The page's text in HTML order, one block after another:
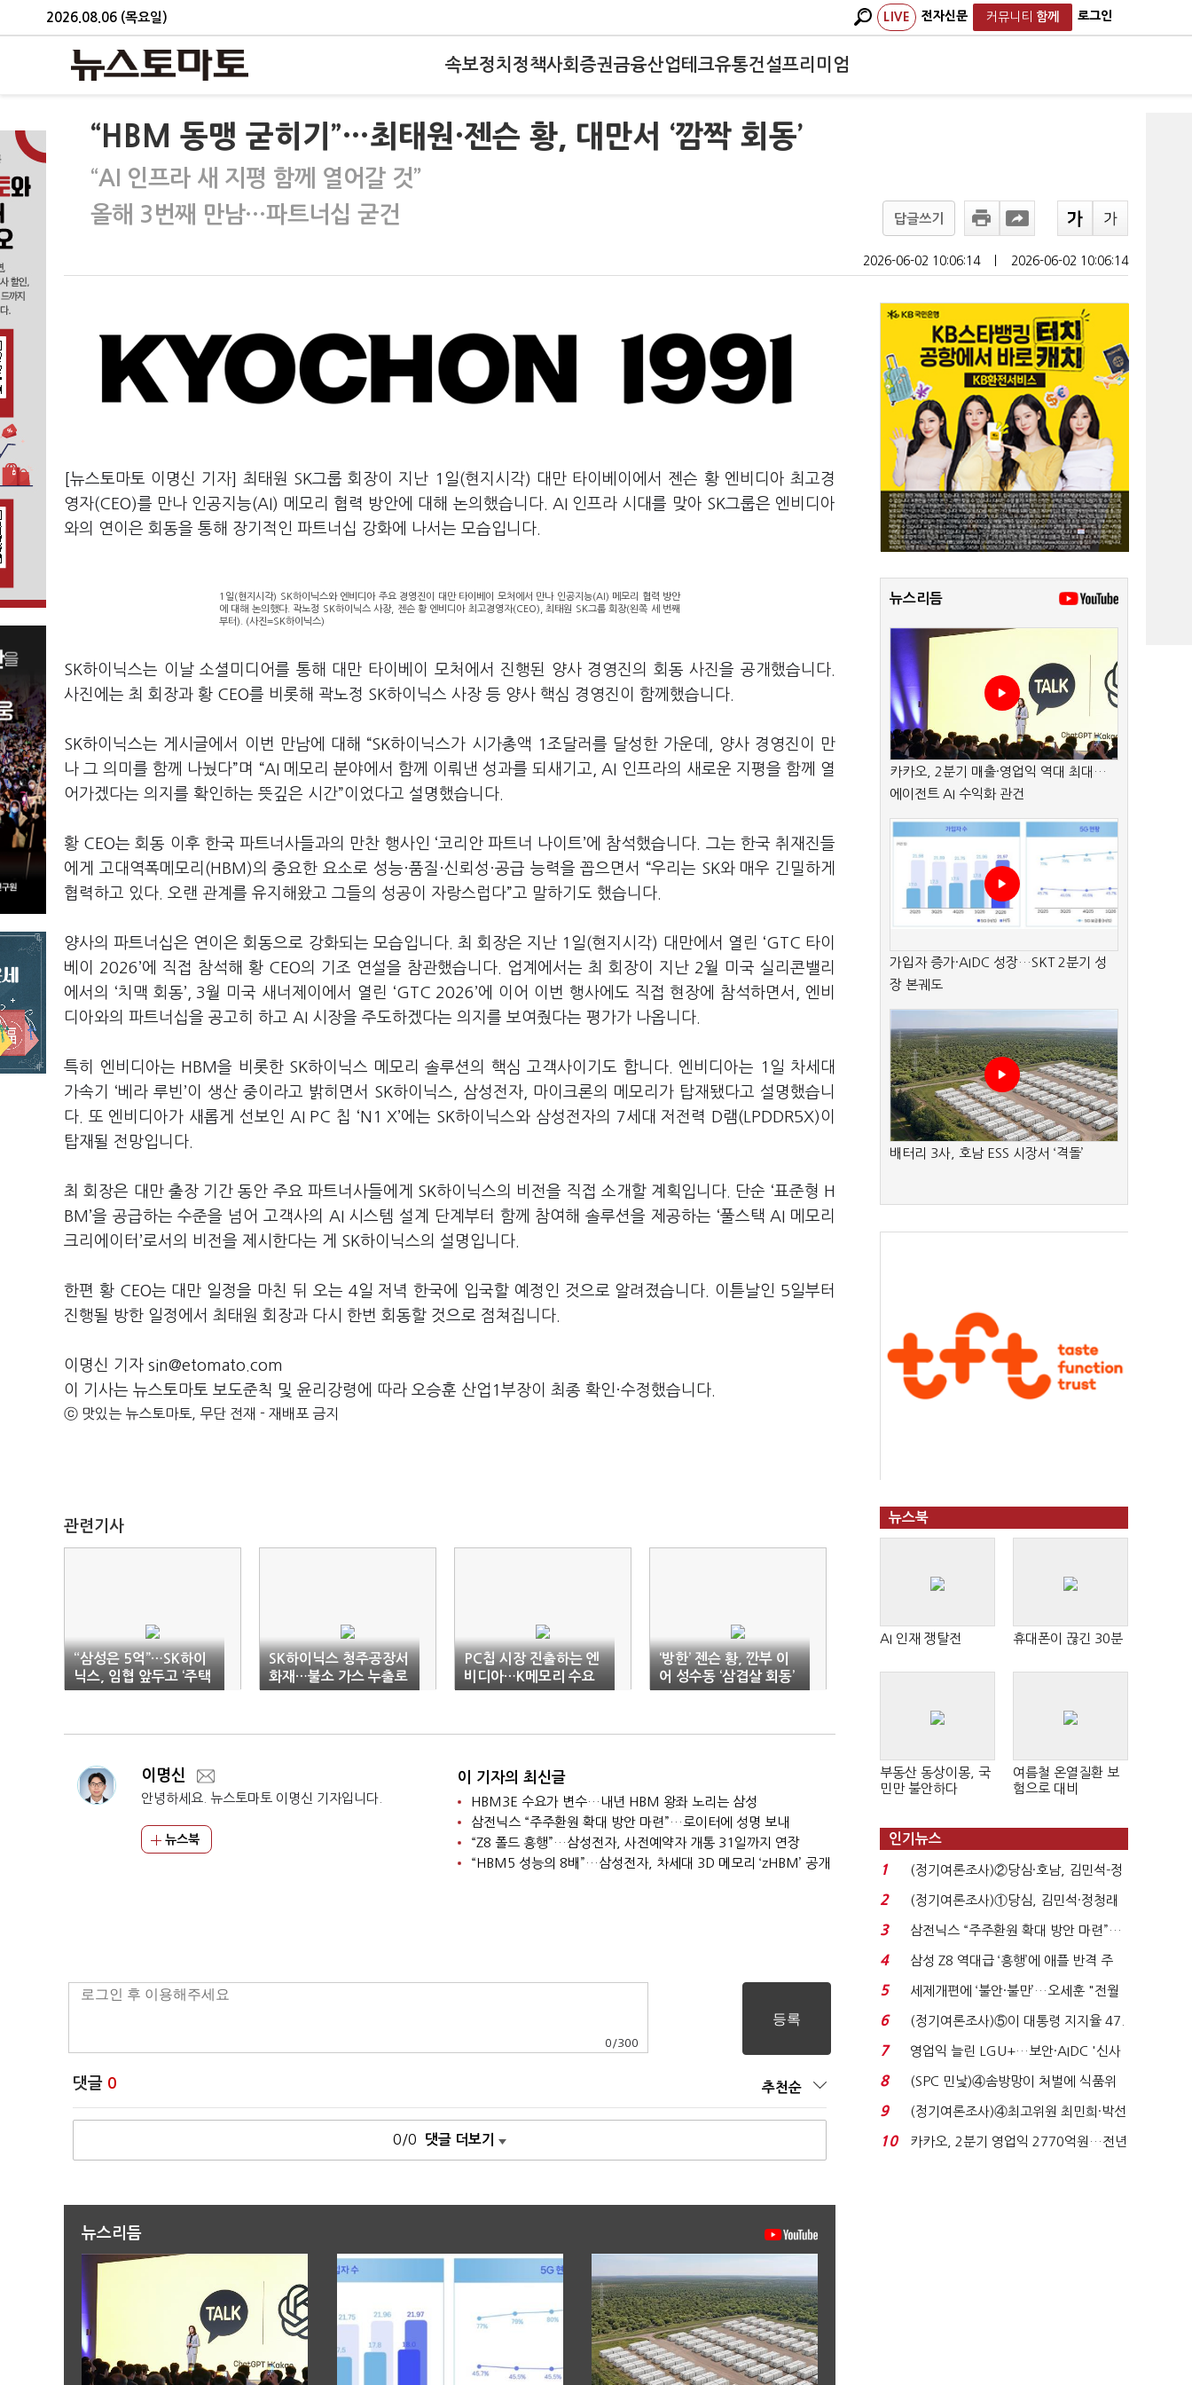
2026.08.06 (목요일) LIVE 전자신문 커뮤니티 함께 로그인
속보정치 정책사회 증권금융산업테크유통건설프리미엄
“HBM 동맹 굳히기”…최태원·젠슨 황, 대만서 ‘깜짝 회동’
“AI 인프라 새 지평 함께 열어갈 것”
올해 3번째 만남…파트너십 굳건
답글쓰기
2026-06-02 10:06:14 2026-06-02 10:06:14
[뉴스토마토 이명신 기자] 최태원 SK그룹 회장이 지난 1일(현지시각) 대만 타이베이에서 젠슨 황 엔비디아 최고경
영자(CEO)를 만나 인공지능(AI) 메모리 협력 방안에 대해 논의했습니다. AI 인프라 시대를 맞아 SK그룹은 엔비디아
와의 연이은 회동을 통해 장기적인 파트너십 강화에 나서는 모습입니다.
1일(현지시각) SK하이닉스와 엔비디아 주요 경영진이 대만 타이베이 모처에서 만나 인공지능(AI) 메모리 협력 방안
에 대해 논의했다. 곽노정 SK하이닉스 사장, 젠슨 황 엔비디아 최고경영자(CEO), 최태원 SK그룹 회장(왼쪽 세 번째
부터). (사진=SK하이닉스)
SK하이닉스는 이날 소셜미디어를 통해 대만 타이베이 모처에서 진행된 양사 경영진의 회동 사진을 공개했습니다.
사진에는 최 회장과 황 CEO를 비롯해 곽노정 SK하이닉스 사장 등 양사 핵심 경영진이 함께했습니다.
SK하이닉스는 게시글에서 이번 만남에 대해 “SK하이닉스가 시가총액 1조달러를 달성한 가운데, 양사 경영진이 만
나 그 의미를 함께 나눴다”며 “AI 메모리 분야에서 함께 이뤄낸 성과를 되새기고, AI 인프라의 새로운 지평을 함께 열
어가겠다는 의지를 확인하는 뜻깊은 시간”이었다고 설명했습니다.
황 CEO는 회동 이후 한국 파트너사들과의 만찬 행사인 ‘코리안 파트너 나이트’에 참석했습니다. 그는 한국 취재진들
에게 고대역폭메모리(HBM)의 중요한 요소로 성능·품질·신뢰성·공급 능력을 꼽으면서 “우리는 SK와 매우 긴밀하게
협력하고 있다. 오랜 관계를 유지해왔고 그들의 성공이 자랑스럽다”고 말하기도 했습니다.
양사의 파트너십은 연이은 회동으로 강화되는 모습입니다. 최 회장은 지난 1일(현지시각) 대만에서 열린 ‘GTC 타이
베이 2026’에 직접 참석해 황 CEO의 기조 연설을 참관했습니다. 업계에서는 최 회장이 지난 2월 미국 실리콘밸리
에서의 ‘치맥 회동’, 3월 미국 새너제이에서 열린 ‘GTC 2026’에 이어 이번 행사에도 직접 현장에 참석하면서, 엔비
디아와의 파트너십을 공고히 하고 AI 시장을 주도하겠다는 의지를 보여줬다는 평가가 나옵니다.
특히 엔비디아는 HBM을 비롯한 SK하이닉스 메모리 솔루션의 핵심 고객사이기도 합니다. 엔비디아는 1일 차세대
가속기 ‘베라 루빈’이 생산 중이라고 밝히면서 SK하이닉스, 삼성전자, 마이크론의 메모리가 탑재됐다고 설명했습니
다. 또 엔비디아가 새롭게 선보인 AI PC 칩 ‘N1 X’에는 SK하이닉스와 삼성전자의 7세대 저전력 D램(LPDDR5X)이
탑재될 전망입니다.
최 회장은 대만 출장 기간 동안 주요 파트너사들에게 SK하이닉스의 비전을 직접 소개할 계획입니다. 단순 ‘표준형 H
BM’을 공급하는 수준을 넘어 고객사의 AI 시스템 설계 단계부터 함께 참여해 솔루션을 제공하는 ‘풀스택 AI 메모리
크리에이터’로서의 비전을 제시한다는 게 SK하이닉스의 설명입니다.
한편 황 CEO는 대만 일정을 마친 뒤 오는 4일 저녁 한국에 입국할 예정인 것으로 알려졌습니다. 이튿날인 5일부터
진행될 방한 일정에서 최태원 회장과 다시 한번 회동할 것으로 점쳐집니다.
이명신 기자 sin@etomato.com
이 기사는 뉴스토마토 보도준칙 및 윤리강령에 따라 오승훈 산업1부장이 최종 확인·수정했습니다.
ⓒ 맛있는 뉴스토마토, 무단 전재 - 재배포 금지
관련기사
“삼성은 5억”…SK하이
닉스, 임협 앞두고 ‘주택
대출’ 요구 부상
SK하이닉스 청주공장서
화재…불소 가스 누출로
6명 부상
PC칩 시장 진출하는 엔
비디아…K메모리 수요
‘고공행진’
‘방한’ 젠슨 황, 깐부 이
어 성수동 ‘삼겹살 회동’
임박
이명신
안녕하세요. 뉴스토마토 이명신 기자입니다.
뉴스북
이 기자의 최신글
HBM3E 수요가 변수…내년 HBM 왕좌 노리는 삼성
삼전닉스 “주주환원 확대 방안 마련”…로이터에 성명 보내
“Z8 폴드 흥행”…삼성전자, 사전예약자 개통 31일까지 연장
“HBM5 성능의 8배”…삼성전자, 차세대 3D 메모리 ‘zHBM’ 공개
0 /300
댓글 0 추천순
0/0 댓글 더보기
뉴스리듬
뉴스리듬
카카오, 2분기 매출·영업익 역대 최대…
에이전트 AI 수익화 관건
가입자 증가·AIDC 성장…SKT 2분기 성
장 본궤도
배터리 3사, 호남 ESS 시장서 ‘격돌’
뉴스북
AI 인재 쟁탈전 휴대폰이 끊긴 30분
부동산 동상이몽, 국
민만 불안하다
여름철 온열질환 보
험으로 대비
인기뉴스
1
(정기여론조사)②당심·호남, 김민석-정
청래 '초접전'...
2
(정기여론조사)①당심, 김민석·정청래
'초접전'…대통령 ...
3
삼전닉스 “주주환원 확대 방안 마련”…
로이터에 성명...
4
삼성 Z8 역대급 ‘흥행’에 애플 반격 주
목…9월 ‘폴...
5
세제개편에 ‘불안·불만’…오세훈 "전월
세 구하기 더 ...
6
(정기여론조사)⑤이 대통령 지지율 47.
7%…일주일 만에 ...
7
영업익 늘린 LGU+…보안·AIDC '신사
업 드라이브'...
8
(SPC 민낯)④솜방망이 처벌에 식품위
생법 위반 반복...
9
(정기여론조사)④최고위원 최민희·박선
원 '양강'…서미...
10
카카오, 2분기 영업익 2770억원…전년